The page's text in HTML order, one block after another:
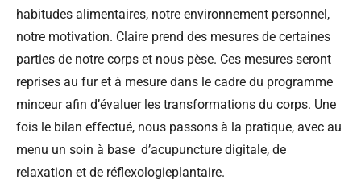
habitudes alimentaires, notre environnement personnel,
notre motivation. Claire prend des mesures de certaines
parties de notre corps et nous pèse. Ces mesures seront
reprises au fur et à mesure dans le cadre du programme
minceur afin d’évaluer les transformations du corps. Une
fois le bilan effectué, nous passons à la pratique, avec au
menu un soin à base d’acupuncture digitale, de
relaxation et de réflexologieplantaire.